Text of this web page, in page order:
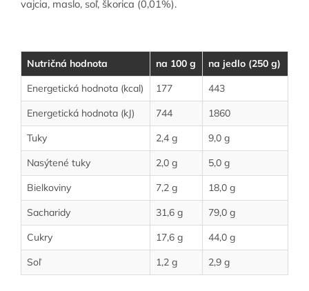
vajcia, maslo, soľ, škorica (0,01%).
Nutričná hodnota na 100 g
na jedlo (250 g)
Energetická hodnota (kcal)
177
443
Energetická hodnota (kJ)
744
1860
Tuky
2,4 g
9,0 g
Nasýtené tuky
2,0 g
5,0 g
Bielkoviny
7,2 g
18,0 g
Sacharidy
31,6 g
79,0 g
Cukry
17,6 g
44,0 g
Soľ
1,2 g 2,9 g